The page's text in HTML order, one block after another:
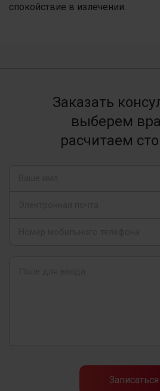
спокойствие в излечении.
Заказать
выберем
расчитаем